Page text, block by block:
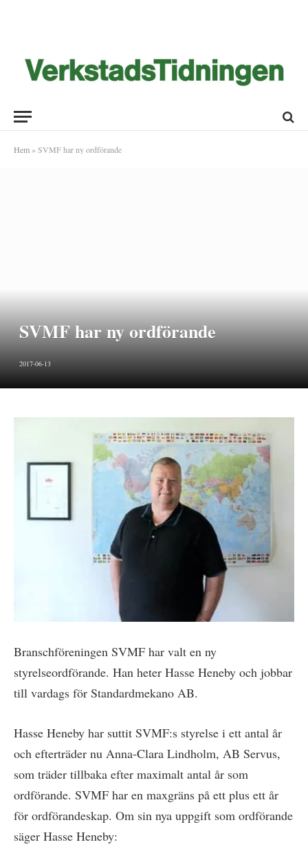
Hem » SVMF har ny ordförande
SVMF har ny ordförande
2017-06-13
Branschföreningen SVMF har valt en ny
styrelseordförande. Han heter Hasse Heneby och jobbar
till vardags för Standardmekano AB.
Hasse Heneby har suttit SVMF:s styrelse i ett antal år
och efterträder nu Anna-Clara Lindholm, AB Servus,
som träder tillbaka efter maximalt antal år som
ordförande. SVMF har en maxgräns på ett plus ett år
för ordförandeskap. Om sin nya uppgift som ordförande
säger Hasse Heneby: